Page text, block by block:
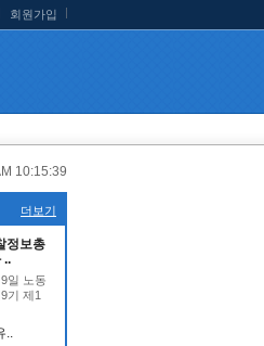
회원가입
10:15:39
더보기
정보총
..
일 노동
기 제1
..